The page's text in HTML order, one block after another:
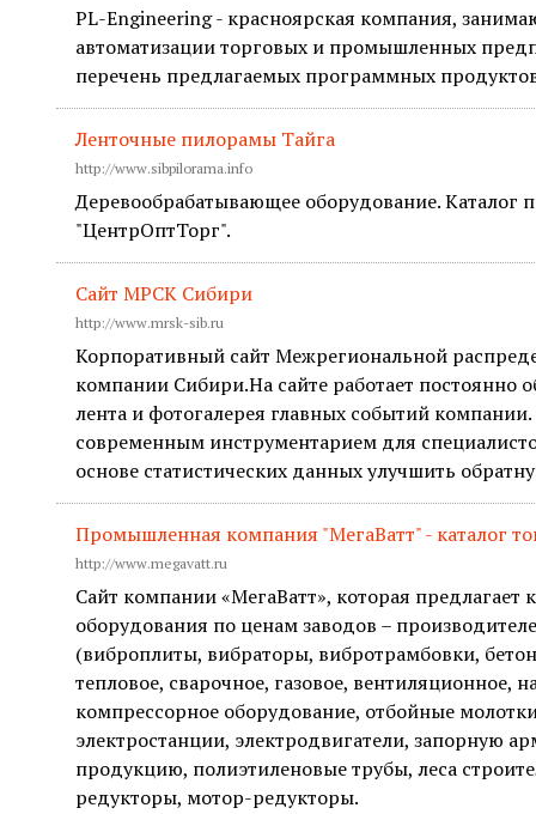
PL-Engineering - красноярская компания,
автоматизации торговых и промышленных
перечень предлагаемых программных
Ленточные пилорамы Тайга
http://www.sibpilorama.info
Деревообрабатывающее оборудование.
"ЦентрОптТорг".
Сайт МРСК Сибири
http://www.mrsk-sib.ru
Корпоративный сайт Межрегиональной
компании Сибири.На сайте работает постоянно
лента и фотогалерея главных событий
современным инструментарием для
основе статистических данных улучшить
Промышленная компания "МегаВатт" - каталог
http://www.megavatt.ru
Сайт компании «МегаВатт», которая предлагает
оборудования по ценам заводов –
(виброплиты, вибраторы, вибротрамбовки,
тепловое, сварочное, газовое, вентиляционное,
компрессорное оборудование, отбойные
электростанции, электродвигатели, запорную
продукцию, полиэтиленовые трубы, леса
редукторы, мотор-редукторы.